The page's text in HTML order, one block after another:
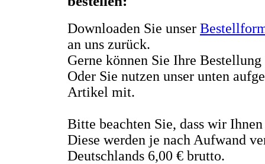
Downloaden Sie unser
an uns zurück.
Gerne können Sie Ihre
Oder Sie nutzen unser unten
Artikel mit.
Bitte beachten Sie, dass wir
Diese werden je nach Aufwand
Deutschlands 6,00 € brutto.